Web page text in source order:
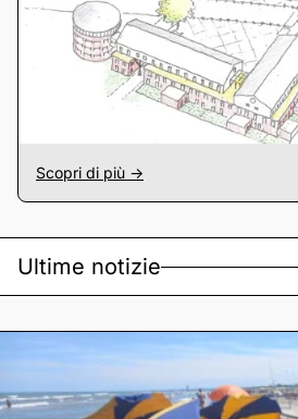
Scopri di più ->
Ultime notizie